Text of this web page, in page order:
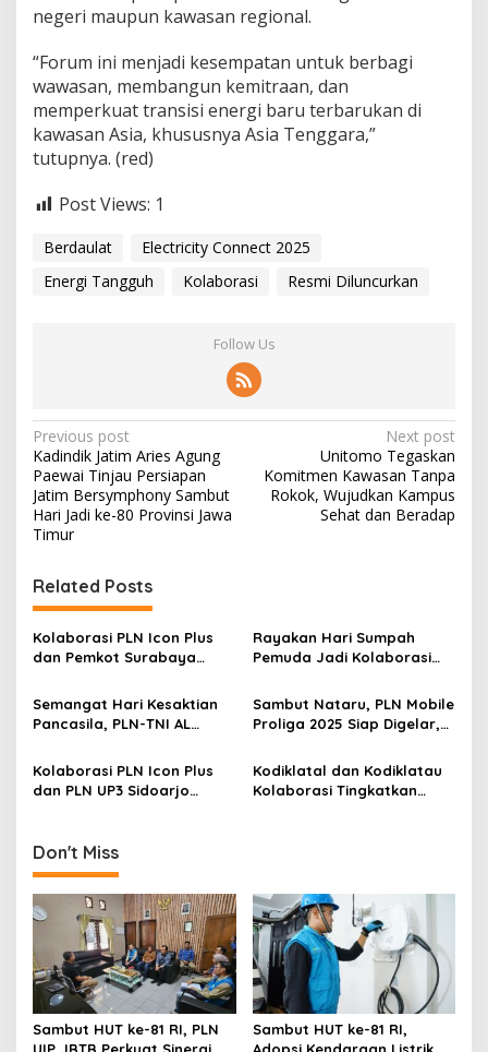
negeri maupun kawasan regional.
“Forum ini menjadi kesempatan untuk berbagi
wawasan, membangun kemitraan, dan
memperkuat transisi energi baru terbarukan di
kawasan Asia, khususnya Asia Tenggara,”
tutupnya. (red)
Post Views: 1
Berdaulat
Electricity Connect 2025
Energi Tangguh
Kolaborasi Resmi Diluncurkan
Follow Us
P
o
s
t
a
v
i
a
i
o
n
Previous post
Kadindik Jatim Aries Agung
Paewai Tinjau Persiapan
Jatim Bersymphony Sambut
Hari Jadi ke-80 Provinsi Jawa
Timur
Next post
Unitomo Tegaskan
Komitmen Kawasan Tanpa
Rokok, Wujudkan Kampus
Sehat dan Beradap
Related Posts
Kolaborasi PLN Icon Plus
dan Pemkot Surabaya
Infrastruktur Kabel Fiber
Optik yang Lebih Tertib dan
Rayakan Hari Sumpah
Pemuda Jadi Kolaborasi
Elektrifikasi Jalur Kereta
Indonesia
Semangat Hari Kesaktian
Pancasila, PLN-TNI AL
Pertahanan Laut Indonesia
Sambut Nataru, PLN Mobile
Proliga 2025 Siap Digelar,
Pengembangan Voli di
Tanah Air
Kolaborasi PLN Icon Plus
dan PLN UP3 Sidoarjo
Customer Intimacy
Kodiklatal dan Kodiklatau
Kolaborasi Tingkatkan
Don't Miss
Sambut HUT ke-81 RI, PLN
Sambut HUT ke-81 RI,